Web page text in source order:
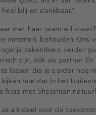
blij en dankbaar.”
met haar team wil
innemen, behouden. Ons
zakendoen, verder
zijn, óók als partner.
lossen die je eerder nog
hoe dat in het
fusie met Shearman
als doel voor de